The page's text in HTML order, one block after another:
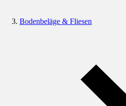
Bodenbeläge & Fliesen